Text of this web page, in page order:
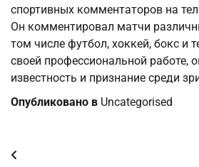
спортивных комментаторов на
Он комментировал матчи
том числе футбол, хоккей, бокс и
своей профессиональной работе,
известность и признание среди
Опубликовано в Uncategorised
Навигация